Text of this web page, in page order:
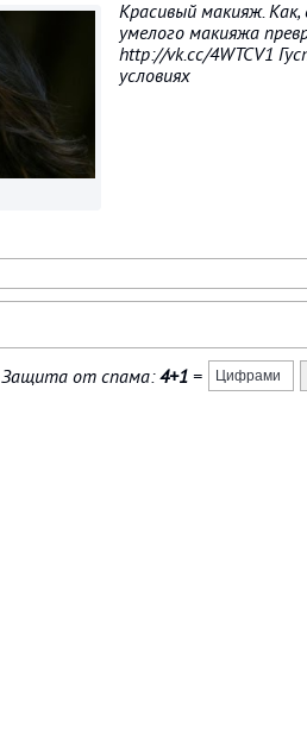
Красивый макияж.
умелого макияжа
http://vk.cc/4WTCV1
условиях
Защита от спама:4+1 =